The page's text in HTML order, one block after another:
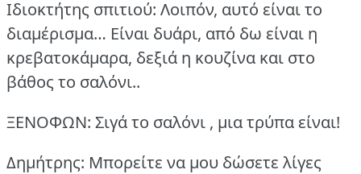
Ιδιοκτήτης σπιτιού: Λοιπόν, αυτό είναι το
διαμέρισμα… Είναι δυάρι, από δω είναι η
κρεβατοκάμαρα, δεξιά η κουζίνα και στο
βάθος το σαλόνι..
ΞΕΝΟΦΩΝ: Σιγά το σαλόνι , μια τρύπα είναι!
Δημήτρης: Μπορείτε να μου δώσετε λίγες